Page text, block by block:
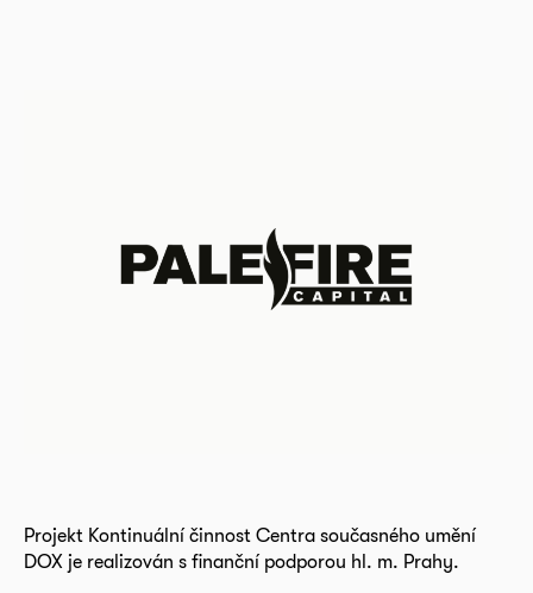
Projekt Kontinuální činnost Centra současného umění
DOX je realizován s finanční podporou hl. m. Prahy.